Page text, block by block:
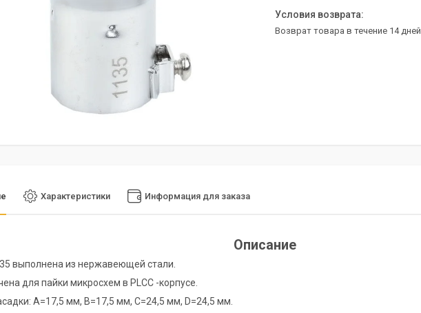
возврат товара в течение 14 дней
Характеристики Информация для заказа
Описание
выполнена из нержавеющей стали.
для пайки микросхем в PLCC -корпусе.
A=17,5 мм, B=17,5 мм, C=24,5 мм, D=24,5 мм.